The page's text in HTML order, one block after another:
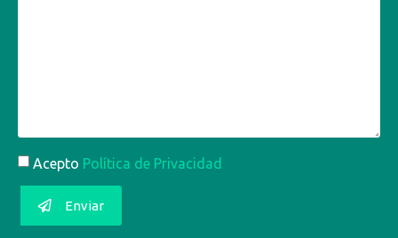
Acepto Política de Privacidad
Enviar